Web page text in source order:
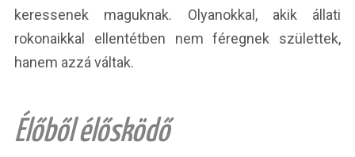
keressenek maguknak. Olyanokkal, akik állati
rokonaikkal ellentétben nem féregnek születtek,
hanem azzá váltak.
Élőből élősködő